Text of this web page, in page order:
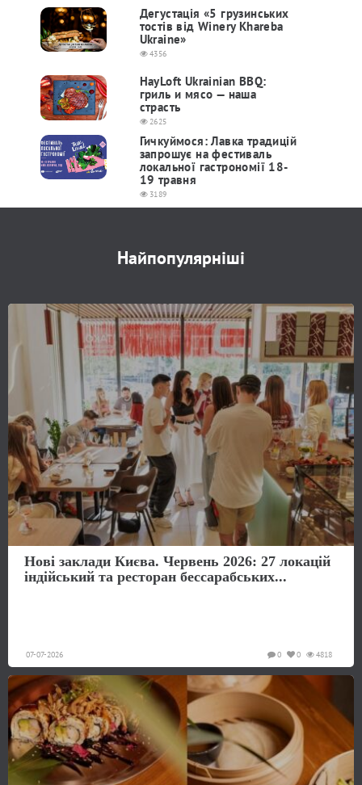
Дегустація «5 грузинських
тостів від Winery Khareba
Ukraine»
4356
HayLoft Ukrainian BBQ:
гриль и мясо — наша
страсть
2625
Гичкуймося: Лавка традицій
запрошує на фестиваль
локальної гастрономії 18-
19 травня
3189
Найпопулярніші
Нові заклади Києва. Червень 2026: 27 локацій
індійський та ресторан бессарабських...
07-07-2026 4818
0
0